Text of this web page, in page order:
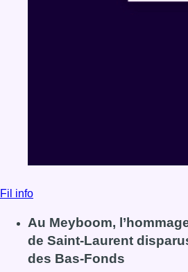
Fil info
Au Meyboom,
de Saint-Laurent
des Bas-Fonds